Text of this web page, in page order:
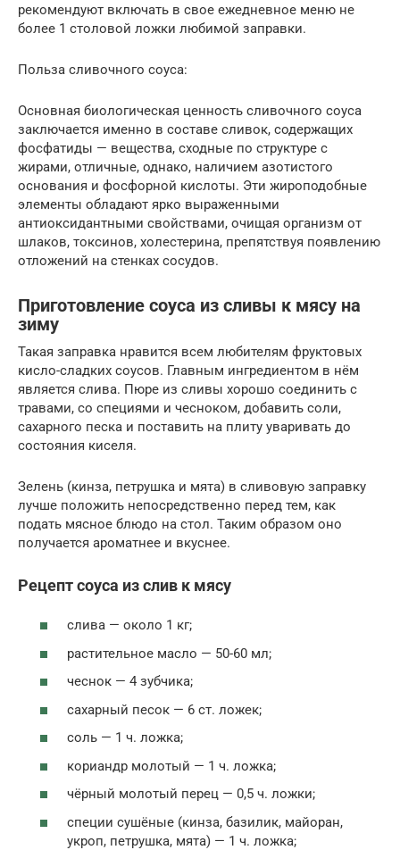
рекомендуют включать в свое ежедневное меню не
более 1 столовой ложки любимой заправки.
Польза сливочного соуса:
Основная биологическая ценность сливочного соуса
заключается именно в составе сливок, содержащих
фосфатиды — вещества, сходные по структуре с
жирами, отличные, однако, наличием азотистого
основания и фосфорной кислоты. Эти жироподобные
элементы обладают ярко выраженными
антиоксидантными свойствами, очищая организм от
шлаков, токсинов, холестерина, препятствуя появлению
отложений на стенках сосудов.
Приготовление соуса из сливы к мясу на
зиму
Такая заправка нравится всем любителям фруктовых
кисло-сладких соусов. Главным ингредиентом в нём
является слива. Пюре из сливы хорошо соединить с
травами, со специями и чесноком, добавить соли,
сахарного песка и поставить на плиту уваривать до
состояния киселя.
Зелень (кинза, петрушка и мята) в сливовую заправку
лучше положить непосредственно перед тем, как
подать мясное блюдо на стол. Таким образом оно
получается ароматнее и вкуснее.
Рецепт соуса из слив к мясу
слива — около 1 кг;
растительное масло — 50-60 мл;
чеснок — 4 зубчика;
сахарный песок — 6 ст. ложек;
соль — 1 ч. ложка;
кориандр молотый — 1 ч. ложка;
чёрный молотый перец — 0,5 ч. ложки;
специи сушёные (кинза, базилик, майоран,
укроп, петрушка, мята) — 1 ч. ложка;